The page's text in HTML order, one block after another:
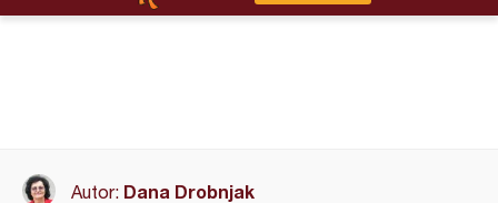
Autor: Dana Drobnjak